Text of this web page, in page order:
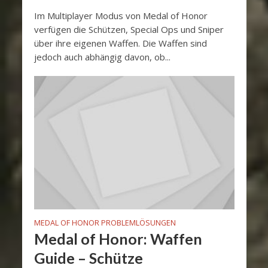
Im Multiplayer Modus von Medal of Honor
verfügen die Schützen, Special Ops und Sniper
über ihre eigenen Waffen. Die Waffen sind
jedoch auch abhängig davon, ob...
MEDAL OF HONOR PROBLEMLÖSUNGEN
Medal of Honor: Waffen
Guide – Schütze